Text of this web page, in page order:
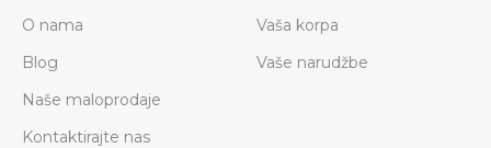
O nama
Blog
Naše maloprodaje
Kontaktirajte nas
Vaša korpa
Vaše narudžbe